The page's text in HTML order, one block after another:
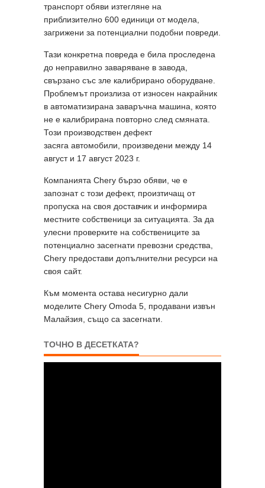
транспорт обяви изтегляне на
приблизително 600 единици от модела,
загрижени за потенциални подобни повреди.
Тази конкретна повреда е била проследена
до неправилно заваряване в завода,
свързано със зле калибрирано оборудване.
Проблемът произлиза от износен накрайник
в автоматизирана заваръчна машина, която
не е калибрирана повторно след смяната.
Този производствен дефект
засяга автомобили, произведени между 14
август и 17 август 2023 г.
Компанията Chery бързо обяви, че е
запознат с този дефект, произтичащ от
пропуска на своя доставчик и информира
местните собственици за ситуацията. За да
улесни проверките на собствениците за
потенциално засегнати превозни средства,
Chery предостави допълнителни ресурси на
своя сайт.
Към момента остава несигурно дали
моделите Chery Omoda 5, продавани извън
Малайзия, също са засегнати.
ТОЧНО В ДЕСЕТКАТА?